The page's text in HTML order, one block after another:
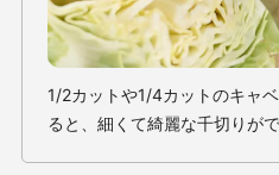
1/2カットや1/4カットのキャ
ると、細くて綺麗な千切りがで